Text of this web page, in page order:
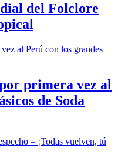
del Folclore
primera vez al
de Soda